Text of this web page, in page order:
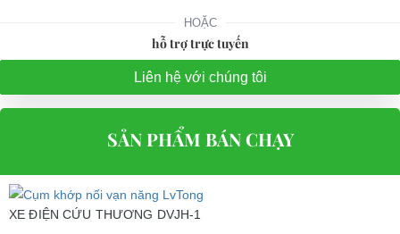
HOẶC
hỗ trợ trực tuyến
Liên hệ với chúng tôi
SẢN PHẨM BÁN CHẠY
XE ĐIỆN CỨU THƯƠNG DVJH-1